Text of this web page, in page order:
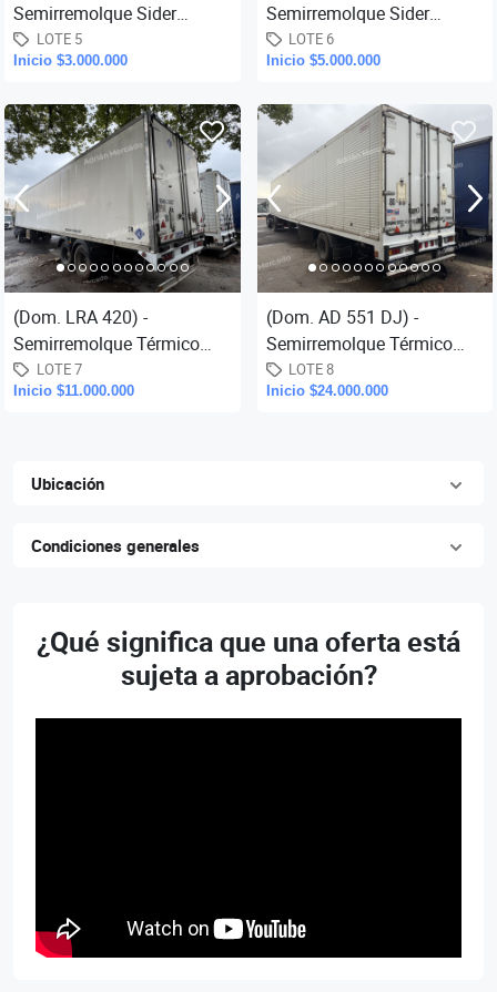
Semirremolque Sider
Darwin, medidas: 15,50 x
2,60 mts. (30 pallets), ejes
LOTE 5
Inicio $3.000.000
Semirremolque Sider
Pincen, medidas: 15,50 x
2,60 mts. (30 pallets), ejes
LOTE 6
Inicio $5.000.000
(Dom. LRA 420) -
Semirremolque Térmico
Baco, mod. CH SR 2E, año
2012, medidas: 15,50 x
LOTE 7
Inicio $11.000.000
(Dom. AD 551 DJ) -
Semirremolque Térmico
Montenegro, mod. , año
2019, medidas: 15,50 x
LOTE 8
Inicio $24.000.000
Ubicación
Condiciones generales
¿Qué significa que una oferta está
sujeta a aprobación?